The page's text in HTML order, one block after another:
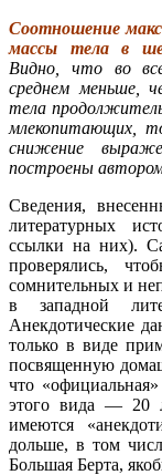
Соотношение
массы тела в
Видно, что во
среднем меньше,
тела
млекопитающих,
снижение
построены
Сведения,
литературных
ссылки на них).
проверялись,
сомнительных и
в западной
Анекдотические
только в виде
посвященную
что
этого вида — 20
имеются
дольше, в том
Большая Берта,